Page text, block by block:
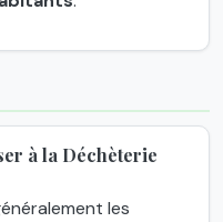
à la Déchèterie
les